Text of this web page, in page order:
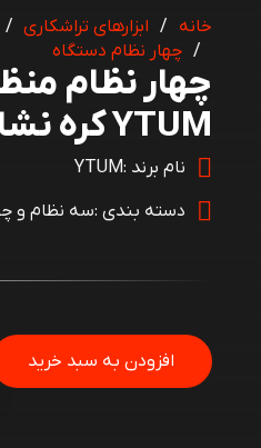
خانه / ابزارهای تراشکاری /
/ چهار نظام دستگاه
YTUM کره نشان (اصلی)
نام برند :YTUM
دسته بندی :سه نظام و
افزودن به سبد خرید